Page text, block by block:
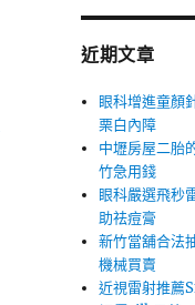
字:
近期文章
眼科增進童顏
栗白內障
中壢房屋二胎
竹急用錢
眼科嚴選飛秒
助祛痘膏
新竹當舖合法
機械買賣
近視雷射推薦